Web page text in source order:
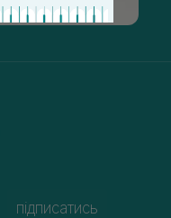
підписатись